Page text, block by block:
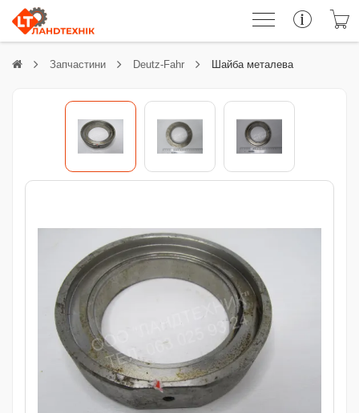
Запчастини Deutz-Fahr Шайба металева